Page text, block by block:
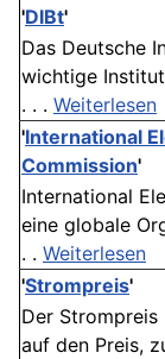
'DIBt'
Das Deutsche
wichtige
. . . Weiterlesen
'International
Commission'
International
eine globale
. . Weiterlesen
'Strompreis'
Der
auf den Preis,